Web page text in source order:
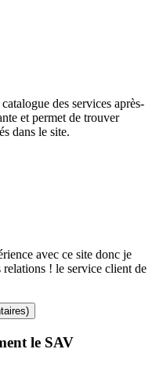
des services après-
et permet de trouver
dans le site.
avec ce site donc je
! le service client de
le SAV